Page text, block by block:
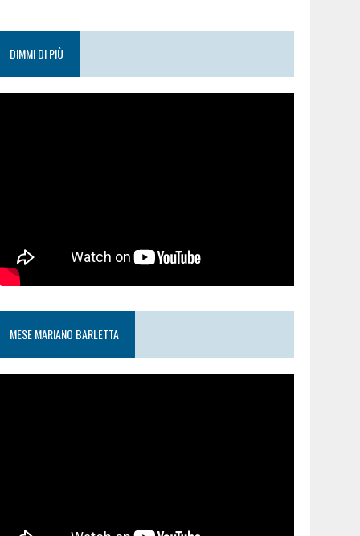
DIMMI DI PIÙ
MESE MARIANO BARLETTA